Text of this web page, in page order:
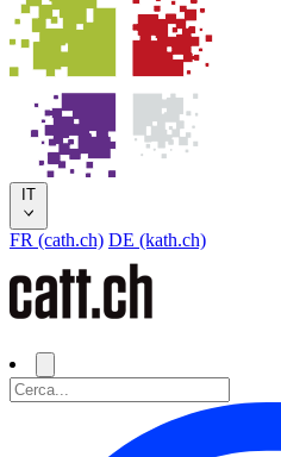
IT
FR (cath.ch) DE (kath.ch)